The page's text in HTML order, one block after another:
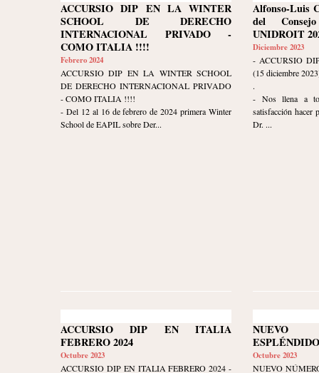
ACCURSIO DIP EN LA WINTER
SCHOOL DE DERECHO
INTERNACIONAL PRIVADO -
COMO ITALIA !!!!
Febrero 2024
ACCURSIO DIP EN LA WINTER SCHOOL
DE DERECHO INTERNACIONAL PRIVADO
- COMO ITALIA !!!!
- Del 12 al 16 de febrero de 2024 primera Winter
School de EAPIL sobre Der...
Alfonso-Luis
del
UNIDROIT
Diciembre 2023
- ACCURSIO
(15 diciembre
.
- Nos llena a
satisfacción
Dr. ...
ACCURSIO DIP EN ITALIA
FEBRERO 2024
Octubre 2023
ACCURSIO DIP EN ITALIA FEBRERO 2024 -
Octubre 2023
NUEVO